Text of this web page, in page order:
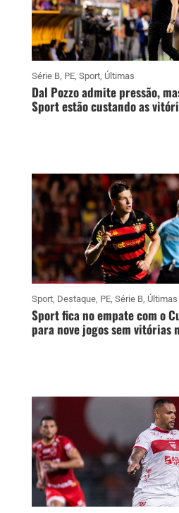
Série B, PE, Sport, Últimas
Dal Pozzo admite pressão,
Sport estão custando as
Sport, Destaque, PE, Série B, Últimas
Sport fica no empate com o
para nove jogos sem vitórias